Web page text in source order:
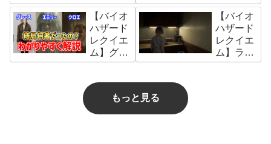
え
謎解きの
答え
【バイオ
ハザード
レクイエ
ム】グレ
ース、エ
クロエの
正体につ
いて解説
【バイオ
ハザード
レクイエ
ム】ラク
ーン君の
もっと見る